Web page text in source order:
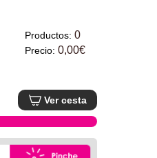
Productos: 0
Precio: 0,00€
Ver cesta